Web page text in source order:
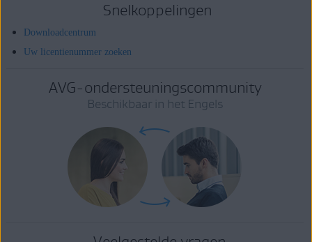
Snelkoppelingen
Downloadcentrum
Uw licentienummer zoeken
AVG-ondersteuningscommunity
Beschikbaar in het Engels